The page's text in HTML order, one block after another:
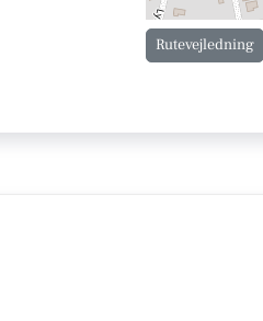
Rutevejledning